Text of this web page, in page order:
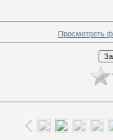
Просмотреть